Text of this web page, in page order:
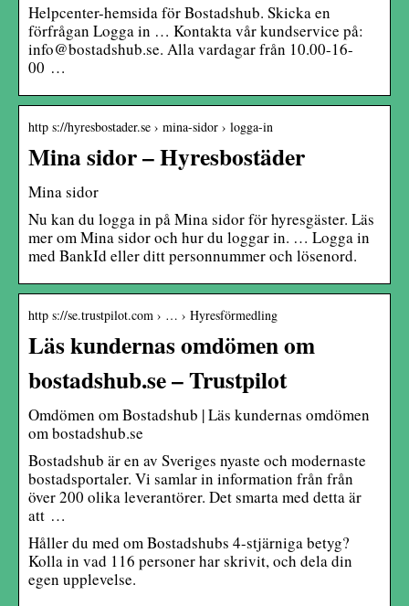
Helpcenter-hemsida för Bostadshub. Skicka en
förfrågan Logga in … Kontakta vår kundservice på:
info@bostadshub.se. Alla vardagar från 10.00-16-
00 …
http s://hyresbostader.se › mina-sidor › logga-in
Mina sidor – Hyresbostäder
Mina sidor
Nu kan du logga in på Mina sidor för hyresgäster. Läs
mer om Mina sidor och hur du loggar in. … Logga in
med BankId eller ditt personnummer och lösenord.
http s://se.trustpilot.com › … › Hyresförmedling
Läs kundernas omdömen om
bostadshub.se – Trustpilot
Omdömen om Bostadshub | Läs kundernas omdömen
om bostadshub.se
Bostadshub är en av Sveriges nyaste och modernaste
bostadsportaler. Vi samlar in information från från
över 200 olika leverantörer. Det smarta med detta är
att …
Håller du med om Bostadshubs 4-stjärniga betyg?
Kolla in vad 116 personer har skrivit, och dela din
egen upplevelse.